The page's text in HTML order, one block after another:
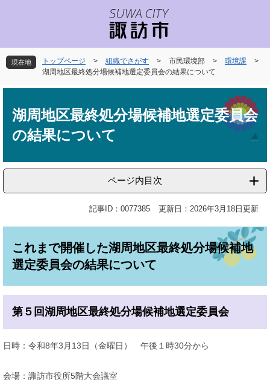
先
頭
を
飛
現在地 トップページ > 組織でさがす > 市民環境部 > 環境課
>
湖周地区最終処分場候補地選定委員会の結果について
湖周地区最終処分場候補地選定委員会
の結果について
ページ内目次
記事ID：0077385 更新日：2026年3月18日更新
これまで開催した湖周地区最終処分場候補地
選定委員会の結果について
第５回湖周地区最終処分場候補地選定委員会
日時：令和8年3月13日（金曜日） 午後１時30分から
会場：諏訪市役所5階大会議室